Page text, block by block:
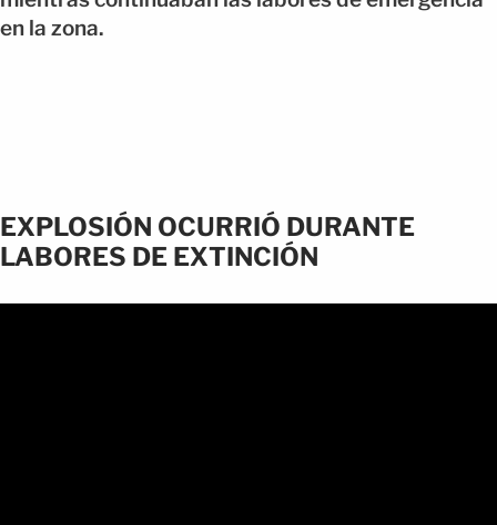
en la zona.
EXPLOSIÓN OCURRIÓ DURANTE
LABORES DE EXTINCIÓN